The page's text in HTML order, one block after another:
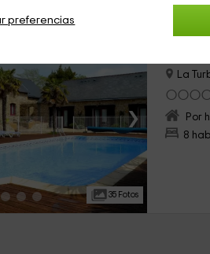
preferencias
›
35 Fotos
Les
La
Por
8